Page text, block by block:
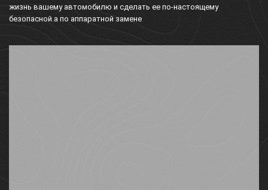
жизнь вашему автомобилю и сделать ее по-настоящему
безопасной. а по аппаратной замене